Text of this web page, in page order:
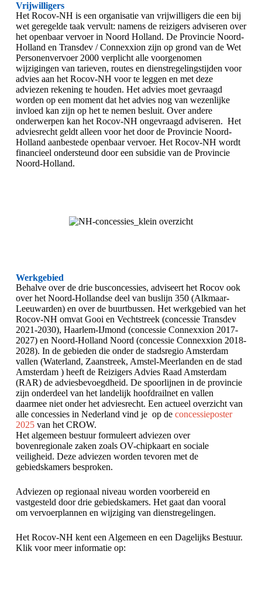
Vrijwilligers
Het Rocov-NH is een organisatie van vrijwilligers die een bij
wet geregelde taak vervult: namens de reizigers adviseren over
het openbaar vervoer in Noord Holland. De Provincie Noord-
Holland en Transdev / Connexxion zijn op grond van de Wet
Personenvervoer 2000 verplicht alle voorgenomen
wijzigingen van tarieven, routes en dienstregelingstijden voor
advies aan het Rocov-NH voor te leggen en met deze
adviezen rekening te houden. Het advies moet gevraagd
worden op een moment dat het advies nog van wezenlijke
invloed kan zijn op het te nemen besluit. Over andere
onderwerpen kan het Rocov-NH ongevraagd adviseren. Het
adviesrecht geldt alleen voor het door de Provincie Noord-
Holland aanbestede openbaar vervoer. Het Rocov-NH wordt
financieel ondersteund door een subsidie van de Provincie
Noord-Holland.
Werkgebied
Behalve over de drie busconcessies, adviseert het Rocov ook
over het Noord-Hollandse deel van buslijn 350 (Alkmaar-
Leeuwarden) en over de buurtbussen. Het werkgebied van het
Rocov-NH omvat Gooi en Vechtstreek (concessie Transdev
2021-2030), Haarlem-IJmond (concessie Connexxion 2017-
2027) en Noord-Holland Noord (concessie Connexxion 2018-
2028). In de gebieden die onder de stadsregio Amsterdam
vallen (Waterland, Zaanstreek, Amstel-Meerlanden en de stad
Amsterdam ) heeft de Reizigers Advies Raad Amsterdam
(RAR) de adviesbevoegdheid. De spoorlijnen in de provincie
zijn onderdeel van het landelijk hoofdrailnet en vallen
daarmee niet onder het adviesrecht. Een actueel overzicht van
alle concessies in Nederland vind je op de concessieposter
2025van het CROW.
Het algemeen bestuur formuleert adviezen over
bovenregionale zaken zoals OV-chipkaart en sociale
veiligheid. Deze adviezen worden tevoren met de
gebiedskamers besproken.
Adviezen op regionaal niveau worden voorbereid en
vastgesteld door drie gebiedskamers. Het gaat dan vooral
om vervoerplannen en wijziging van dienstregelingen.
Het Rocov-NH kent een Algemeen en een Dagelijks Bestuur.
Klik voor meer informatie op: